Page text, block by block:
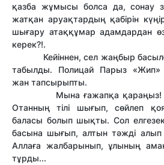
қазба жұмысы болса да, сонау
жатқан аруақтардың қабірін
шығару атаққұмар адамдардан
керек?!.
Кейіннен, сел жаңбыр
табылды. Полицай Парыз
жан тапсырыпты.
Мына ғажапқа қараңыз!
Отанның тілі шығып, сөйлеп
баласы болып шықты. Сол
басына шығып, алтын тәжді алып
Аллаға жалбарынып, ұлының
тұрды...